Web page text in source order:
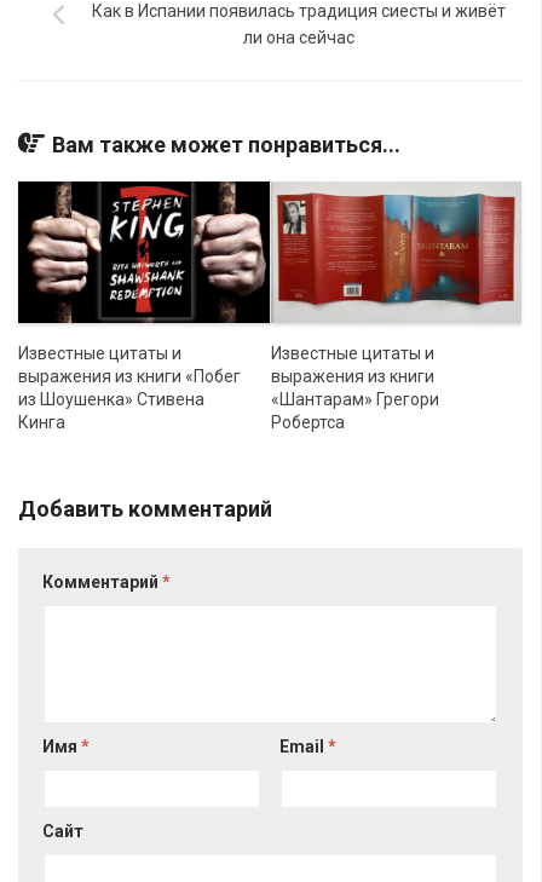
Как в Испании появилась традиция сиесты и живёт
ли она сейчас
Вам также может понравиться...
Известные цитаты и
выражения из книги «Побег
из Шоушенка» Стивена
Кинга
Известные цитаты и
выражения из книги
«Шантарам» Грегори
Робертса
Добавить комментарий
Комментарий *
Имя * Email*
Сайт